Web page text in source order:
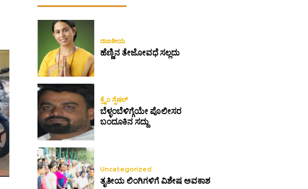
ರಾಜಕೀಯ
ಹೆಣ್ಣಿನ ತೇಜೋವಧೆ ಸಲ್ಲದು
ಕ್ರೈಂ ಸ್ಪೆಷಲ್
ಬೆಳ್ಳಂಬೆಳಿಗ್ಗೆಯೇ ಪೊಲೀಸರ
ಬಂದೂಕಿನ ಸದ್ದು
Uncategorized
ತೃತೀಯ ಲಿಂಗಿಗಳಿಗೆ ವಿಶೇಷ ಅವಕಾಶ